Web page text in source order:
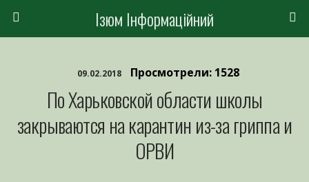
Ізюм Інформаційний
09.02.2018 Просмотрели: 1528
По Харьковской области школы
закрываются на карантин из-за гриппа и
ОРВИ